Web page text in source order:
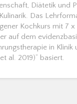
Diätetik und
Das
Kochkurs mit 7 x
auf dem
in Klinik
al. 2019)“ basiert.